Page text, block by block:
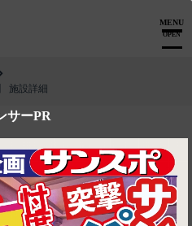
MENU
OPEN
サーPR
施設詳細
ちゃん【たばこすう+】